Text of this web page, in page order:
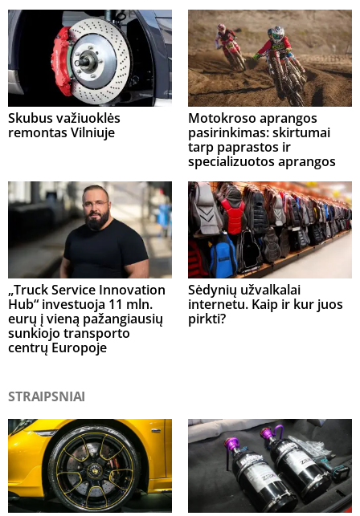
Skubus važiuoklės
remontas Vilniuje
Motokroso aprangos
pasirinkimas: skirtumai
tarp paprastos ir
specializuotos aprangos
„Truck Service Innovation
Hub“ investuoja 11 mln.
eurų į vieną pažangiausių
sunkiojo transporto
centrų Europoje
Sėdynių užvalkalai
internetu. Kaip ir kur juos
pirkti?
STRAIPSNIAI